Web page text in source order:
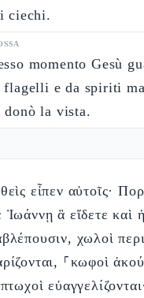
ciechi.
momento Gesù
flagelli e da spiriti
la vista.
εἶπεν αὐτοῖς·
Ἰωάννῃ ἃ εἴδετε καὶ
χωλοὶ
⸀κωφοὶ
εὐαγγελίζονται·